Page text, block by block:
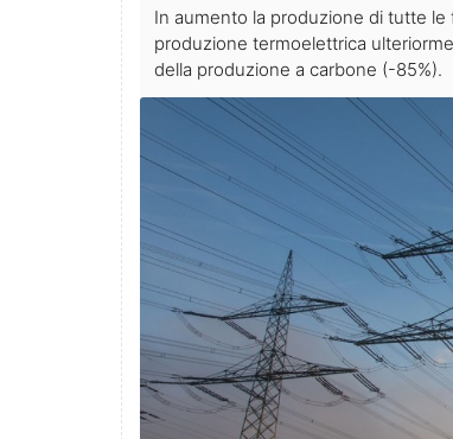
In aumento la produzione di tutte le
produzione termoelettrica
della produzione a carbone (-85%).